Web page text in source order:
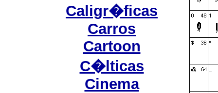
Caligr�ficas
Carros
Cartoon
C�lticas
Cinema